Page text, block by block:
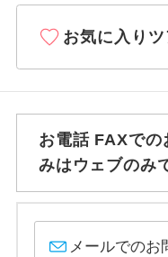
お気に入り
お電話 FAXでの
みはウェブのみ
メールでのお